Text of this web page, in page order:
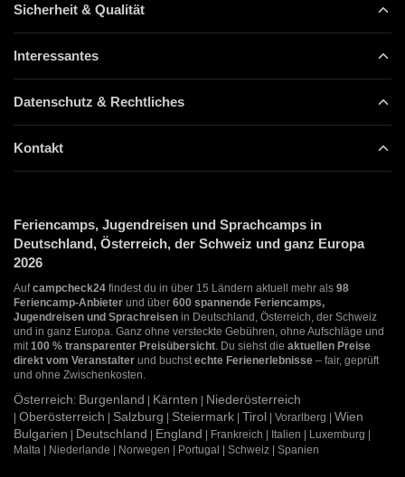
Sicherheit & Qualität
Interessantes
Datenschutz & Rechtliches
Kontakt
Feriencamps, Jugendreisen und Sprachcamps in
Deutschland, Österreich, der Schweiz und ganz Europa
2026
Aufcampcheck24 findest du in über 15 Ländern aktuell mehr als 98
Feriencamp-Anbieter und über 600 spannende Feriencamps,
Jugendreisen und Sprachreisen in Deutschland, Österreich, der Schweiz
und in ganz Europa. Ganz ohne versteckte Gebühren, ohne Aufschläge und
mit 100 % transparenter Preisübersicht . Du siehst die aktuellen Preise
direkt vom Veranstalter und buchst echte Ferienerlebnisse – fair, geprüft
und ohne Zwischenkosten.
Österreich: Burgenland | Kärnten | Niederösterreich
| Oberösterreich | Salzburg | Steiermark | Tirol | Vorarlberg | Wien
Bulgarien | Deutschland | England | Frankreich | Italien | Luxemburg |
Malta | Niederlande | Norwegen | Portugal | Schweiz | Spanien